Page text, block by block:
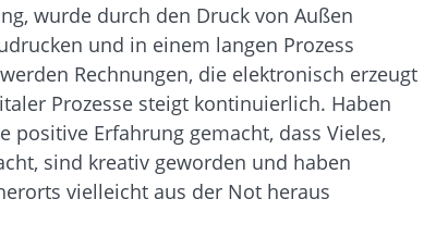
wurde durch den Druck von Außen
und in einem langen Prozess
Rechnungen, die elektronisch erzeugt
Prozesse steigt kontinuierlich. Haben
Erfahrung gemacht, dass Vieles,
sind kreativ geworden und haben
vielleicht aus der Not heraus